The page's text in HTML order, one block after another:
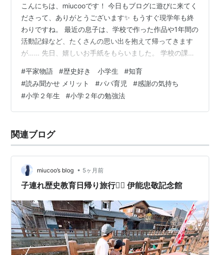
こんにちは、miucooです！ 今日もブログに遊びに来てく
ださって、ありがとうございます✨ もうすぐ現学年も終
わりですね。 最近の息子は、学校で作った作品や1年間の
活動記録など、たくさんの思い出を抱えて帰ってきます
が…… 先日、嬉しいお手紙をもらいました。 学校の課題
の。 多くの子が「ママへ」と個人を特定して書いていた
らしいのですが、 息子が選んだ宛先は「家族のみんな
へ」でした。 内容はコレ👇丁寧語がまた、成長を感じる
🥺 「どうして丁寧語にしたの？」と聞くと、 「お手紙だ
回答が。 感動してしまい…
#平家物語 #歴史好き 小学生 #知育
#読み聞かせ メリット #パパ育児 #感謝の気持ち
#小学２年生 #小学２年の勉強法
関連ブログ
miucoo’s blog • 5ヶ月前
子連れ歴史教育日帰り旅行🚶‍♀️ 伊能忠敬記念館